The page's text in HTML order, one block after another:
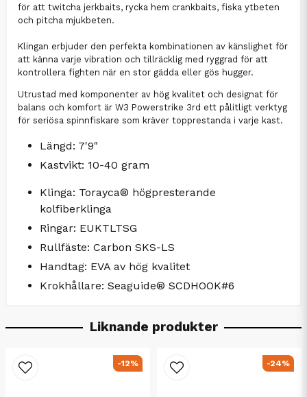
för att twitcha jerkbaits, rycka hem crankbaits, fiska ytbeten
och pitcha mjukbeten.
Klingan erbjuder den perfekta kombinationen av känslighet för
att känna varje vibration och tillräcklig med ryggrad för att
kontrollera fighten när en stor gädda eller gös hugger.
Utrustad med komponenter av hög kvalitet och designat för
balans och komfort är W3 Powerstrike 3rd ett pålitligt verktyg
för seriösa spinnfiskare som kräver topprestanda i varje kast.
Längd: 7'9"
Kastvikt: 10-40 gram
Klinga: Torayca® högpresterande
kolfiberklinga
Ringar: EUKTLTSG
Rullfäste: Carbon SKS-LS
Handtag: EVA av hög kvalitet
Krokhållare: Seaguide® SCDHOOK#6
Liknande produkter
-12% -24%